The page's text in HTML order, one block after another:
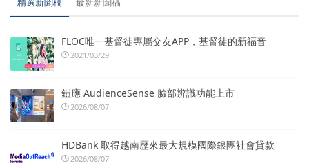
FLOC唯一基督徒專屬交友APP，基督徒的新福音
2021/03/29
鎧應 AudienceSense 臉部辨識功能上市
2026/08/07
HDBank 取得越南歷來最大規模國際銀團社會貸款
2026/08/07